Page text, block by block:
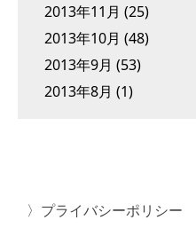
2013年11月 (25)
2013年10月 (48)
2013年9月 (53)
2013年8月 (1)
プライバシーポリシー